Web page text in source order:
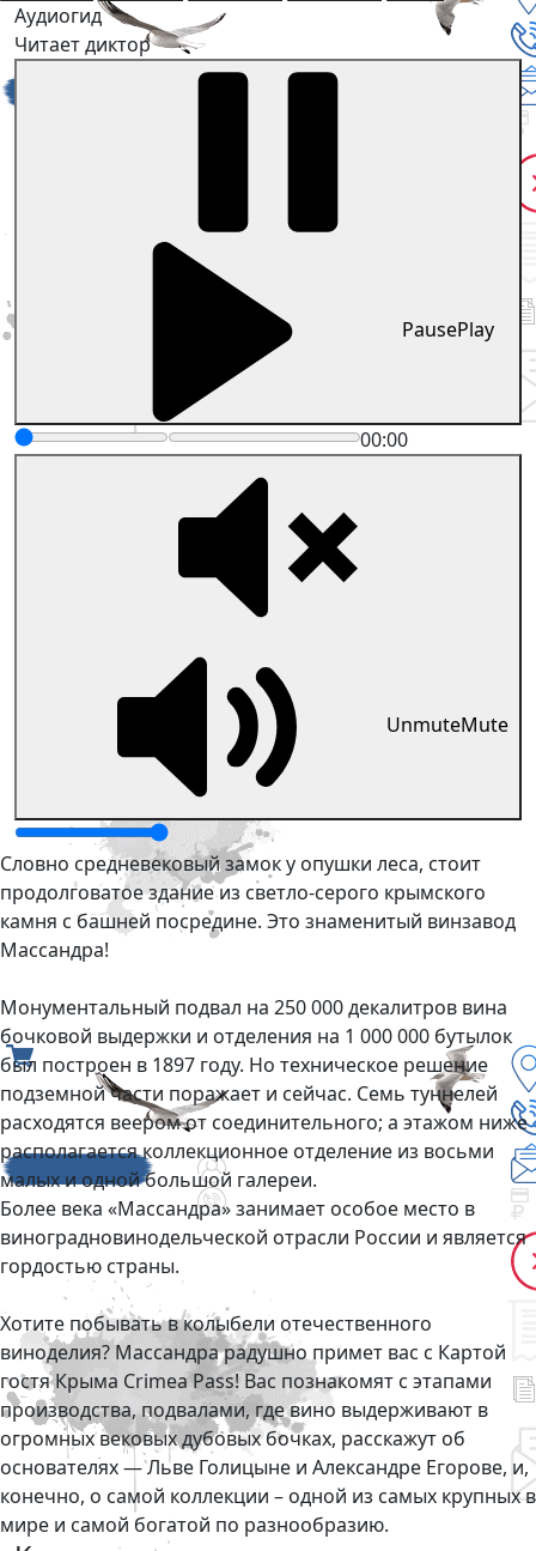
Аудиогид
Читает диктор
PausePlay
00:00
UnmuteMute
Словно средневековый замок у опушки леса, стоит
продолговатое здание из светло-серого крымского
камня с башней посредине. Это знаменитый винзавод
Массандра!
Монументальный подвал на 250 000 декалитров вина
бочковой выдержки и отделения на 1 000 000 бутылок
был построен в 1897 году. Но техническое решение
подземной части поражает и сейчас. Семь туннелей
расходятся веером от соединительного; а этажом ниже
располагается коллекционное отделение из восьми
малых и одной большой галереи.
Более века «Массандра» занимает особое место в
виноградновинодельческой отрасли России и является
гордостью страны.
Хотите побывать в колыбели отечественного
виноделия? Массандра радушно примет вас с Картой
гостя Крыма Crimea Pass! Вас познакомят с этапами
производства, подвалами, где вино выдерживают в
огромных вековых дубовых бочках, расскажут об
основателях — Льве Голицыне и Александре Егорове, и,
конечно, о самой коллекции – одной из самых крупных в
мире и самой богатой по разнообразию.